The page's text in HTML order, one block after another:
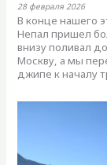
28 февраля 2026
В конце нашего
Непал пришел
внизу поливал
Москву, а мы
джипе к началу